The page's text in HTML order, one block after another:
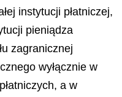
instytucji płatniczej,
pieniądza
zagranicznej
wyłącznie w
a w